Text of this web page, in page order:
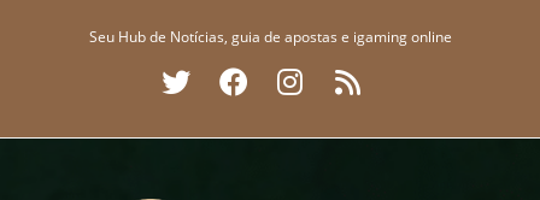
Seu Hub de Notícias, guia de apostas e igaming online